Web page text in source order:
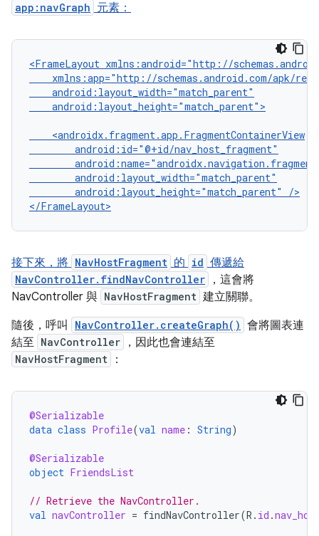
app:navGraph 元素：
<FrameLayout
android:layout_height="match_parent">
android:layout_height="match_parent"
/>
接下來，將 NavHostFragment 的 id 傳遞給
NavController.findNavController
，這會將
NavController 與 NavHostFragment 建立關聯。
隨後，呼叫
NavController.createGraph() 會將圖表連
結至 NavController ，因此也會連結至
NavHostFragment ：
@Serializable
data class Profile(val name : String)
@Serializable
object FriendsList
// Retrieve the NavController.
val navController = findNavController(R . id .